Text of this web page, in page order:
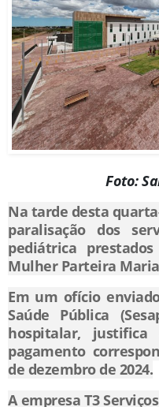
Foto:
Na tarde desta
paralisação dos
pediátrica
Mulher Parteira
Em um ofício
Saúde Pública
hospitalar,
pagamento
de dezembro de 2024.
A empresa T3